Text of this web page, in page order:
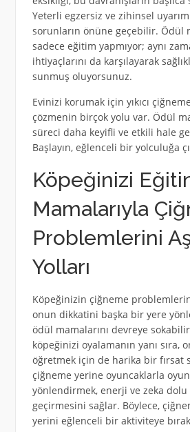
Yeterli egzersiz ve zihinsel
sorunların önüne geçebilir. Ödül
sadece eğitim yapmıyor; aynı
ihtiyaçlarını da karşılayarak
sunmuş oluyorsunuz.
Evinizi korumak için yıkıcı
çözmenin birçok yolu var. Ödül
süreci daha keyifli ve etkili hale
Başlayın, eğlenceli bir yolculuğa
Köpeğinizi
Mamalarıyla
Problemlerini
Yolları
Köpeğinizin çiğneme
onun dikkatini başka bir yere
ödül mamalarını devreye
köpeğinizi oyalamanın yanı sıra,
öğretmek için de harika bir fırsat
çiğneme yerine oyuncaklarla
yönlendirmek, enerji ve zeka
geçirmesini sağlar. Böylece,
yerini eğlenceli bir aktiviteye